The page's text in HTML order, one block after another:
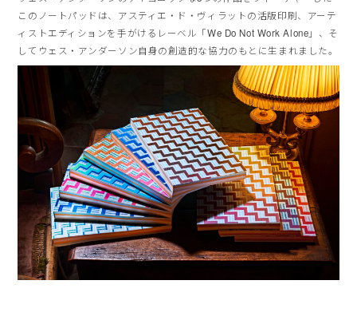
このノートパッドは、アスティエ・ド・ヴィラットの活版印刷、アーテ
ィストエディションを手がけるレーベル「We Do Not Work Alone」、そ
してウェス・アンダーソン自身の創造的な協力のもとに生まれました。